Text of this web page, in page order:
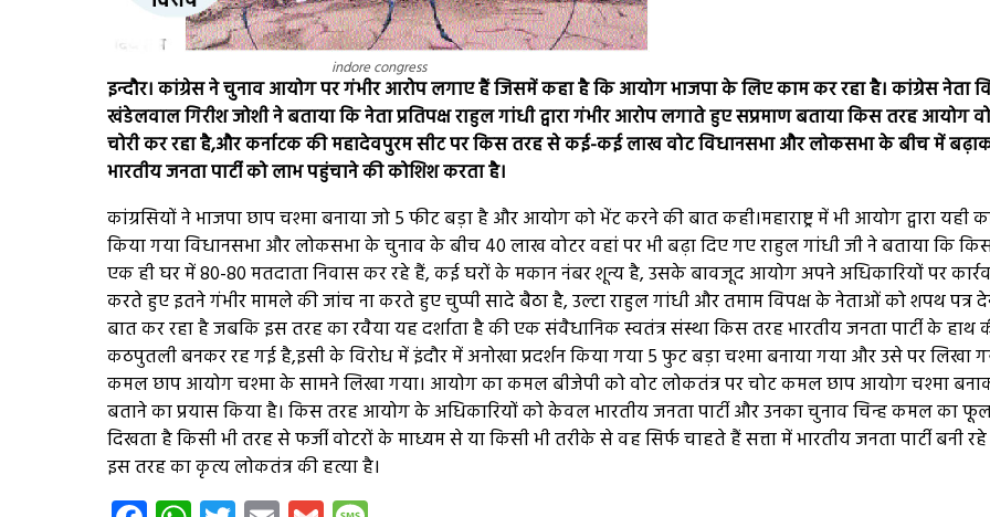
indore congress
इन्दौर। कांग्रेस ने चुनाव आयोग पर गंभीर आरोप लगाए हैं जिसमें कहा है कि आयोग भाजपा के लिए काम कर रहा है। कांग्रेस नेता
खंडेलवाल गिरीश जोशी ने बताया कि नेता प्रतिपक्ष राहुल गांधी द्वारा गंभीर आरोप लगाते हुए सप्रमाण बताया किस तरह आयोग
चोरी कर रहा है,और कर्नाटक की महादेवपुरम सीट पर किस तरह से कई-कई लाख वोट विधानसभा और लोकसभा के बीच में
भारतीय जनता पार्टी को लाभ पहुंचाने की कोशिश करता है।
कांग्रसियों ने भाजपा छाप चश्मा बनाया जो 5 फीट बड़ा है और आयोग को भेंट करने की बात कही।महाराष्ट्र में भी आयोग द्वारा यही
किया गया विधानसभा और लोकसभा के चुनाव के बीच 40 लाख वोटर वहां पर भी बढ़ा दिए गए राहुल गांधी जी ने बताया कि
एक ही घर में 80-80 मतदाता निवास कर रहे हैं, कई घरों के मकान नंबर शून्य है, उसके बावजूद आयोग अपने अधिकारियों पर
करते हुए इतने गंभीर मामले की जांच ना करते हुए चुप्पी सादे बैठा है, उल्टा राहुल गांधी और तमाम विपक्ष के नेताओं को शपथ पत्र
बात कर रहा है जबकि इस तरह का रवैया यह दर्शाता है की एक संवैधानिक स्वतंत्र संस्था किस तरह भारतीय जनता पार्टी के हाथ
कठपुतली बनकर रह गई है,इसी के विरोध में इंदौर में अनोखा प्रदर्शन किया गया 5 फुट बड़ा चश्मा बनाया गया और उसे पर लिखा
कमल छाप आयोग चश्मा के सामने लिखा गया। आयोग का कमल बीजेपी को वोट लोकतंत्र पर चोट कमल छाप आयोग चश्मा
बताने का प्रयास किया है। किस तरह आयोग के अधिकारियों को केवल भारतीय जनता पार्टी और उनका चुनाव चिन्ह कमल का
दिखता है किसी भी तरह से फर्जी वोटरों के माध्यम से या किसी भी तरीके से वह सिर्फ चाहते हैं सत्ता में भारतीय जनता पार्टी बनी
इस तरह का कृत्य लोकतंत्र की हत्या है।